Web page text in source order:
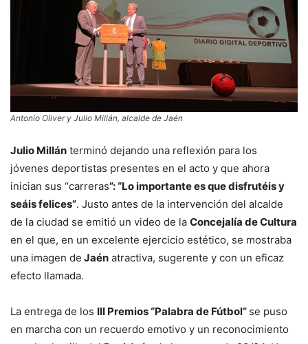
Antonio Oliver y Julio Millán, alcalde de Jaén
Julio Millán terminó dejando una reflexión para los
jóvenes deportistas presentes en el acto y que ahora
inician sus “carreras”: “Lo importante es que disfrutéis y
seáis felices”. Justo antes de la intervención del alcalde
de la ciudad se emitió un video de la Concejalía de Cultura
en el que, en un excelente ejercicio estético, se mostraba
una imagen de Jaén atractiva, sugerente y con un eficaz
efecto llamada.
La entrega de los III Premios “Palabra de Fútbol” se puso
en marcha con un recuerdo emotivo y un reconocimiento